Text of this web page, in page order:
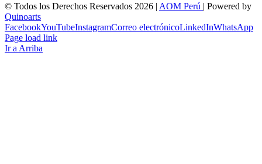
© Todos los Derechos Reservados 2026 | AOM Perú | Powered by
Quinoarts
FacebookYouTubeInstagramCorreo electrónicoLinkedInWhatsApp
Page load link
Ir a Arriba